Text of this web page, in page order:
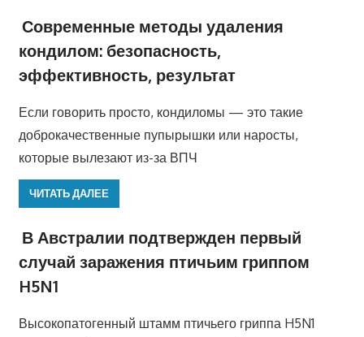
Современные методы удаления
кондилом: безопасность,
эффективность, результат
Если говорить просто, кондиломы — это такие
доброкачественные пупырышки или наросты,
которые вылезают из-за ВПЧ
ЧИТАТЬ ДАЛЕЕ
В Австралии подтвержден первый
случай заражения птичьим гриппом
H5N1
Высокопатогенный штамм птичьего гриппа H5N1